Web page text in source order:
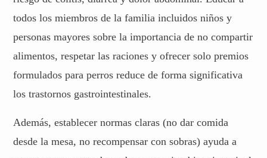
todos los miembros de la familia incluidos niños y
personas mayores sobre la importancia de no compartir
alimentos, respetar las raciones y ofrecer solo premios
formulados para perros reduce de forma significativa
los trastornos gastrointestinales.
Además, establecer normas claras (no dar comida
desde la mesa, no recompensar con sobras) ayuda a